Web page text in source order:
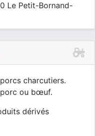
Le Petit-Bornand-
charcutiers.
porc ou bœuf.
dérivés